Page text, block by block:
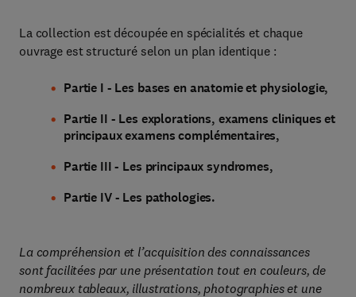
La collection est découpée en spécialités et chaque
ouvrage est structuré selon un plan identique :
Partie I - Les bases en anatomie et physiologie,
Partie II - Les explorations, examens cliniques et
principaux examens complémentaires,
Partie III - Les principaux syndromes,
Partie IV - Les pathologies.
La compréhension et l’acquisition des connaissances
sont facilitées par une présentation tout en couleurs, de
nombreux tableaux, illustrations, photographies et une